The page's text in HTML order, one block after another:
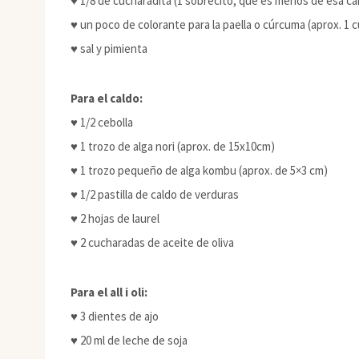
♥ un poco de colorante para la paella o cúrcuma (aprox. 1
♥ sal y pimienta
Para el caldo:
♥ 1/2 cebolla
♥ 1 trozo de alga nori (aprox. de 15x10cm)
♥ 1 trozo pequeño de alga kombu (aprox. de 5×3 cm)
♥ 1/2 pastilla de caldo de verduras
♥ 2 hojas de laurel
♥ 2 cucharadas de aceite de oliva
Para el all i oli:
♥ 3 dientes de ajo
♥ 20 ml de leche de soja